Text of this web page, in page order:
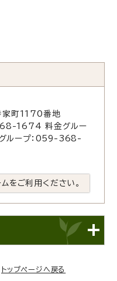
町1170番地
1674 料金グルー
ループ：059-368-
をご利用ください。
トップページへ戻る